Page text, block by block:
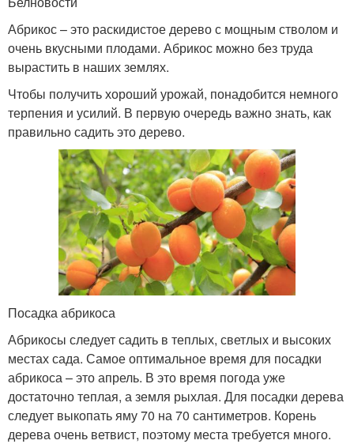
Абрикос – это раскидистое дерево с мощным стволом и
очень вкусными плодами. Абрикос можно без труда
вырастить в наших землях.
Чтобы получить хороший урожай, понадобится немного
терпения и усилий. В первую очередь важно знать, как
правильно садить это дерево.
Посадка абрикоса
Абрикосы следует садить в теплых, светлых и высоких
местах сада. Самое оптимальное время для посадки
абрикоса – это апрель. В это время погода уже
достаточно теплая, а земля рыхлая. Для посадки дерева
следует выкопать яму 70 на 70 сантиметров. Корень
дерева очень ветвист, поэтому места требуется много.